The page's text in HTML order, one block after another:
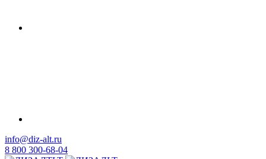
info@diz-alt.ru
8 800 300-68-04